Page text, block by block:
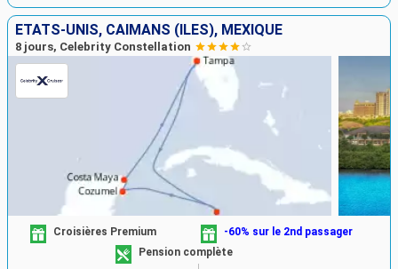
ÉTATS-UNIS, CAÏMANS (ÎLES), MEXIQUE
8 jours, Celebrity Constellation
Croisières Premium
-60% sur le 2nd passager
Pension complète